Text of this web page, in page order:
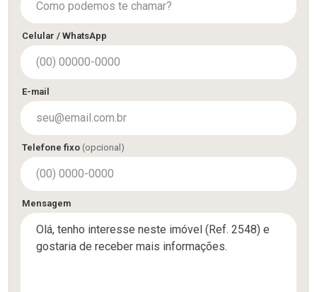
Celular / WhatsApp
E-mail
Telefone fixo (opcional)
Mensagem